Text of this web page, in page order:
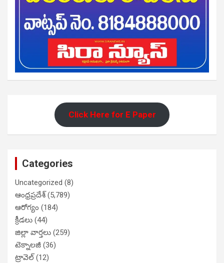
Click Here for E Paper
Categories
Uncategorized (8)
ఆంధ్రప్రదేశ్(5,789)
ఆరోగ్యం (184)
క్రీడలు (44)
జిల్లా వార్తలు (259)
టెక్నాలజీ (36)
ట్రావెల్(12)